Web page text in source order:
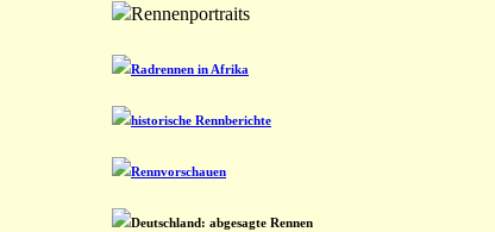
Rennenportraits
Radrennen in Afrika
historische Rennberichte
Rennvorschauen
Deutschland: abgesagte Rennen